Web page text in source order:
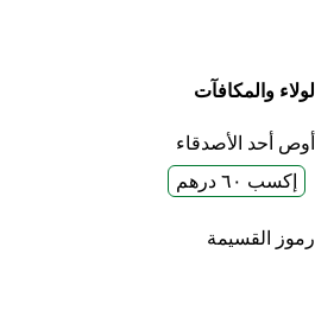
الولاء والمكافآت
أوص أحد الأصدقاء
إكسب ٦٠ درهم
رموز القسيمة